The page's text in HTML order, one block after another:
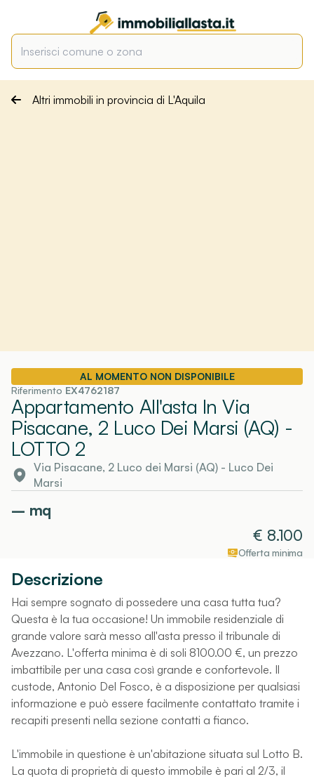
Altri immobili in provincia di L'Aquila
AL MOMENTO NON DISPONIBILE
Riferimento EX4762187
Appartamento All'asta In Via
Pisacane, 2 Luco Dei Marsi (AQ) -
LOTTO 2
Via Pisacane, 2 Luco dei Marsi (AQ)- Luco Dei
Marsi
– mq
€ 8.100
Offerta minima
Descrizione
Hai sempre sognato di possedere una casa tutta tua?
Questa è la tua occasione! Un immobile residenziale di
grande valore sarà messo all'asta presso il tribunale di
Avezzano. L'offerta minima è di soli 8100.00 €, un prezzo
imbattibile per una casa così grande e confortevole. Il
custode, Antonio Del Fosco, è a disposizione per qualsiasi
informazione e può essere facilmente contattato tramite i
recapiti presenti nella sezione contatti a fianco.
L'immobile in questione è un'abitazione situata sul Lotto B.
La quota di proprietà di questo immobile è pari al 2/3, il